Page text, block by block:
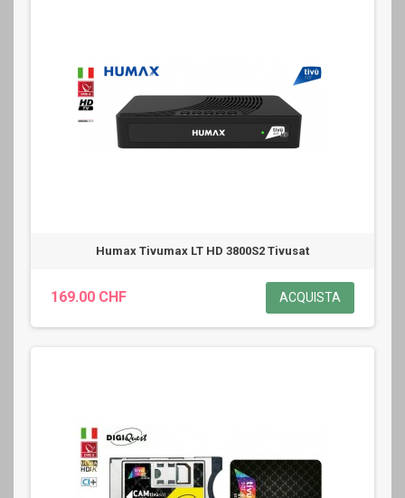
Humax Tivumax LT HD 3800S2 Tivusat
169.00 CHF ACQUISTA